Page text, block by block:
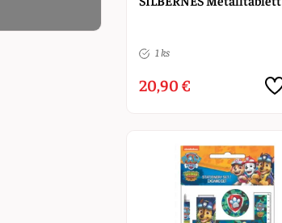
1 ks
20,90 €